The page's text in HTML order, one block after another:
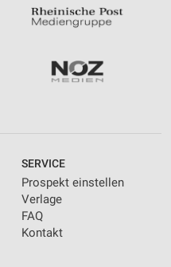
SERVICE
Prospekt einstellen
Verlage
FAQ
Kontakt